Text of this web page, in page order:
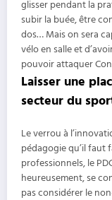
glisser pendant la
subir la buée, être
dos… Mais on sera
vélo en salle et
pouvoir attaquer
Laisser une
secteur du
Le verrou à
pédagogie qu’il faut
professionnels, le
heureusement, se
pas considérer le